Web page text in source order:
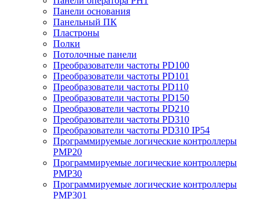
Панели основания
Панельный ПК
Пластроны
Полки
Потолочные панели
Преобразователи частоты PD100
Преобразователи частоты PD101
Преобразователи частоты PD110
Преобразователи частоты PD150
Преобразователи частоты PD210
Преобразователи частоты PD310
Преобразователи частоты PD310 IP54
Программируемые логические контроллеры
PMP20
Программируемые логические контроллеры
PMP30
Программируемые логические контроллеры
PMP301